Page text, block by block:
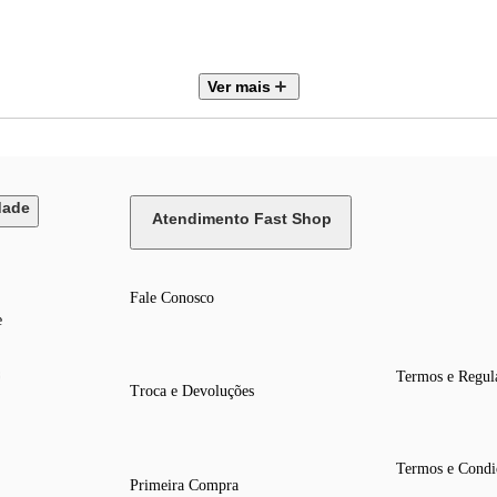
Isso
Ver mais
Atendimento Fast Shop
Fale Conosco
Troca e Devoluções
Primeira Compra
Termos e
Termos e